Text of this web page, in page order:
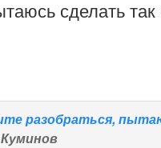
сделать
разобраться,